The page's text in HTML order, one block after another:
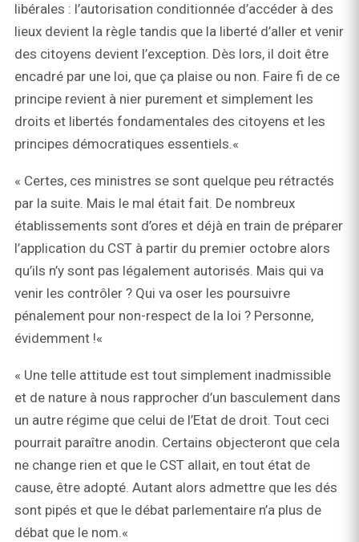
libérales : l’autorisation conditionnée d’accéder à des
lieux devient la règle tandis que la liberté d’aller et venir
des citoyens devient l’exception. Dès lors, il doit être
encadré par une loi, que ça plaise ou non. Faire fi de ce
principe revient à nier purement et simplement les
droits et libertés fondamentales des citoyens et les
principes démocratiques essentiels.«
« Certes, ces ministres se sont quelque peu rétractés
par la suite. Mais le mal était fait. De nombreux
établissements sont d’ores et déjà en train de préparer
l’application du CST à partir du premier octobre alors
qu’ils n’y sont pas légalement autorisés. Mais qui va
venir les contrôler ? Qui va oser les poursuivre
pénalement pour non-respect de la loi ? Personne,
évidemment !«
« Une telle attitude est tout simplement inadmissible
et de nature à nous rapprocher d’un basculement dans
un autre régime que celui de l’Etat de droit. Tout ceci
pourrait paraître anodin. Certains objecteront que cela
ne change rien et que le CST allait, en tout état de
cause, être adopté. Autant alors admettre que les dés
sont pipés et que le débat parlementaire n’a plus de
débat que le nom.«